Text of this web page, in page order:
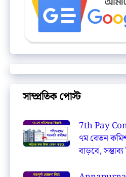
সাম্প্রতিক পোস্ট
7th Pay
৭ম বেতন
বাড়বে,